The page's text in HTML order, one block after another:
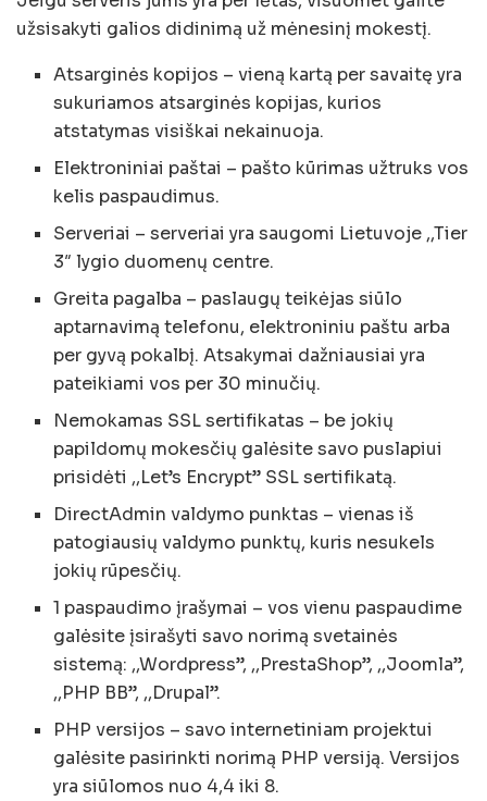
užsisakyti galios didinimą už mėnesinį mokestį.
Atsarginės kopijos – vieną kartą per savaitę yra
sukuriamos atsarginės kopijas, kurios
atstatymas visiškai nekainuoja.
Elektroniniai paštai – pašto kūrimas užtruks vos
kelis paspaudimus.
Serveriai – serveriai yra saugomi Lietuvoje ,,Tier
3″ lygio duomenų centre.
Greita pagalba – paslaugų teikėjas siūlo
aptarnavimą telefonu, elektroniniu paštu arba
per gyvą pokalbį. Atsakymai dažniausiai yra
pateikiami vos per 30 minučių.
Nemokamas SSL sertifikatas – be jokių
papildomų mokesčių galėsite savo puslapiui
prisidėti ,,Let’s Encrypt” SSL sertifikatą.
DirectAdmin valdymo punktas – vienas iš
patogiausių valdymo punktų, kuris nesukels
jokių rūpesčių.
1 paspaudimo įrašymai – vos vienu paspaudime
galėsite įsirašyti savo norimą svetainės
sistemą: ,,Wordpress”, ,,PrestaShop”, ,,Joomla”,
,,PHP BB”, ,,Drupal”.
PHP versijos – savo internetiniam projektui
galėsite pasirinkti norimą PHP versiją. Versijos
yra siūlomos nuo 4,4 iki 8.